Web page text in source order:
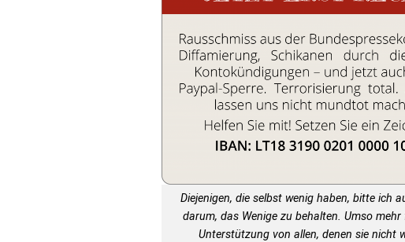
Diejenigen, die selbst wenig haben, bitte ich
darum, das Wenige zu behalten. Umso
Unterstützung von allen, denen sie nicht